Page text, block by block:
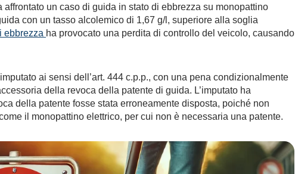
un caso di guida in stato di ebbrezza su monopattino
con un tasso alcolemico di 1,67 g/l, superiore alla soglia
ebbrezza ha provocato una perdita di controllo del veicolo, causando
ai sensi dell’art. 444 c.p.p., con una pena condizionalmente
della revoca della patente di guida. L’imputato ha
della patente fosse stata erroneamente disposta, poiché non
il monopattino elettrico, per cui non è necessaria una patente.